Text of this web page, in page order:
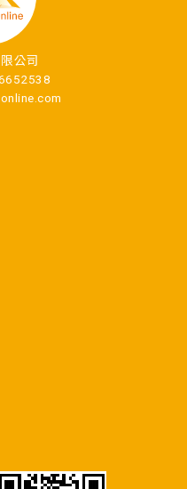
公司